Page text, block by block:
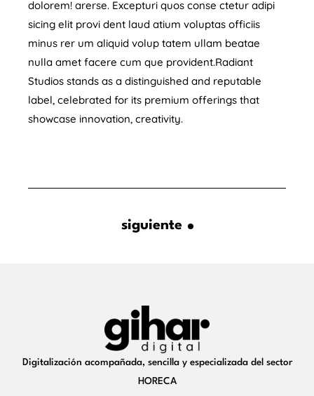
dolorem! arerse. Excepturi quos conse ctetur adipi
sicing elit provi dent laud atium voluptas officiis
minus rer um aliquid volup tatem ullam beatae
nulla amet facere cum que provident.Radiant
Studios stands as a distinguished and reputable
label, celebrated for its premium offerings that
showcase innovation, creativity.
siguiente
Digitalización acompañada, sencilla y especializada del sector
HORECA